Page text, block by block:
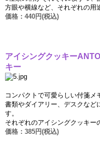
方眼や横線など、それぞれの用
価格： 440 円(税込)
アイシングクッキー
キー
コンパクトで可愛らしい付箋メ
書類やダイアリ ー、デスクなど
す。
それぞれのアイシングクッキー
価格： 385 円(税込)